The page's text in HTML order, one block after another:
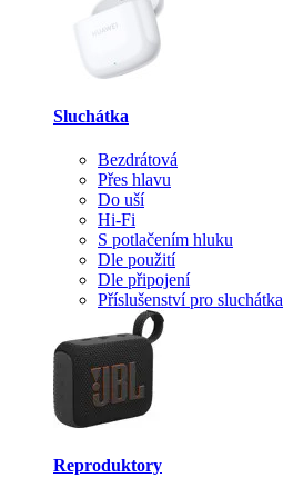
Sluchátka
Bezdrátová
Přes hlavu
Do uší
Hi-Fi
S potlačením hluku
Dle použití
Dle připojení
Příslušenství pro sluchátka
Reproduktory